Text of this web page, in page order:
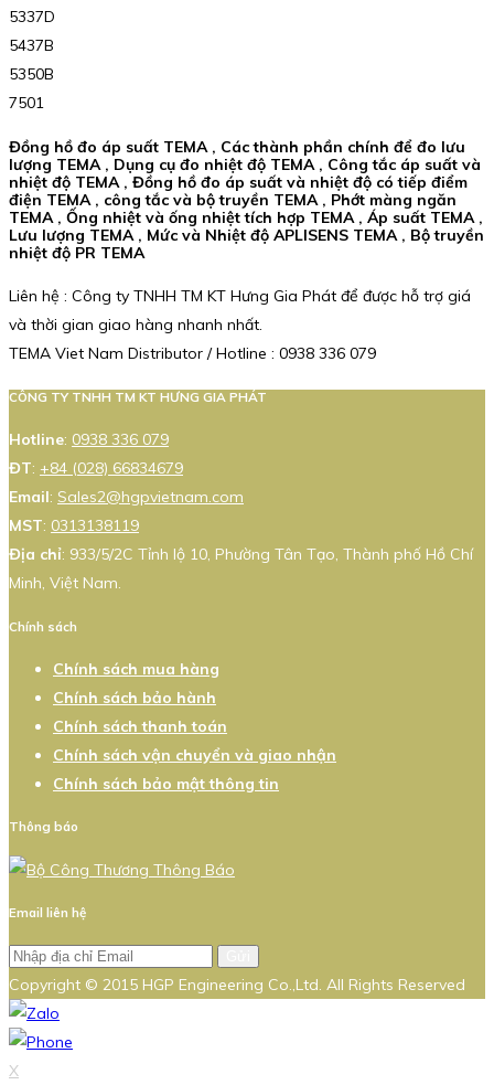
5337D
5437B
5350B
7501
Đồng hồ đo áp suất TEMA , Các thành phần chính để đo lưu
lượng TEMA , Dụng cụ đo nhiệt độ TEMA , Công tắc áp suất và
nhiệt độ TEMA , Đồng hồ đo áp suất và nhiệt độ có tiếp điểm
điện TEMA , công tắc và bộ truyền TEMA , Phớt màng ngăn
TEMA , Ống nhiệt và ống nhiệt tích hợp TEMA , Áp suất TEMA ,
Lưu lượng TEMA , Mức và Nhiệt độ APLISENS TEMA , Bộ truyền
nhiệt độ PR TEMA
Liên hệ : Công ty TNHH TM KT Hưng Gia Phát để được hỗ trợ giá
và thời gian giao hàng nhanh nhất.
TEMA Viet Nam Distributor / Hotline : 0938 336 079
CÔNG TY TNHH TM KT HƯNG GIA PHÁT
Hotline: 0938 336 079
ĐT: +84 (028) 66834679
Email: Sales2@hgpvietnam.com
MST: 0313138119
Địa chỉ: 933/5/2C Tỉnh lộ 10, Phường Tân Tạo, Thành phố Hồ Chí
Minh, Việt Nam.
Chính sách
Chính sách mua hàng
Chính sách bảo hành
Chính sách thanh toán
Chính sách vận chuyển và giao nhận
Chính sách bảo mật thông tin
Thông báo
Email liên hệ
Copyright © 2015 HGP Engineering Co.,Ltd. All Rights Reserved
X